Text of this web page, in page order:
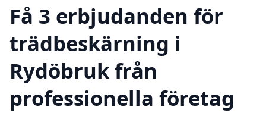
Få 3 erbjudanden för
trädbeskärning i
Rydöbruk från
professionella företag